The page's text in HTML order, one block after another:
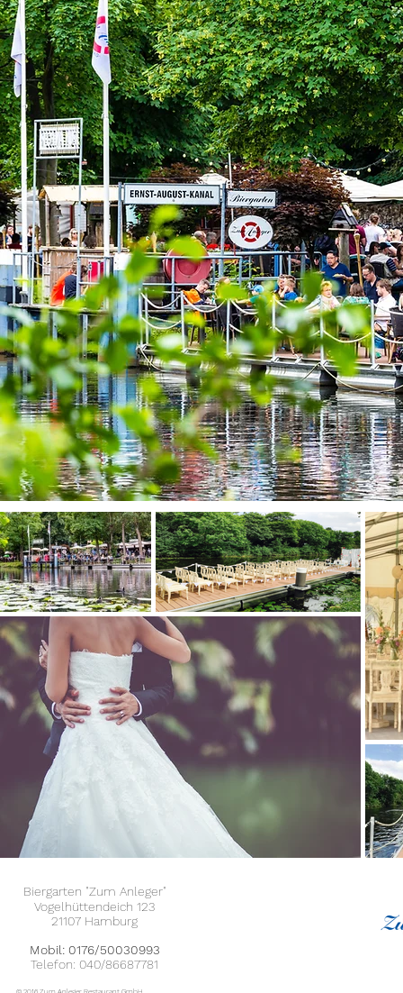
Biergarten "Zum Anleger"
Vogelhüttendeich 123
21107 Hamburg
Mobil: 0176/50030993​
Telefon: 040/86687781